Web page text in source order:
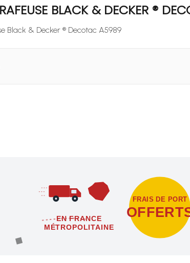
BLACK & DECKER ®
Black & Decker ® Decotac A5989
EN FRANCE
MÉTROPOLITAINE
FRAIS DE PORT